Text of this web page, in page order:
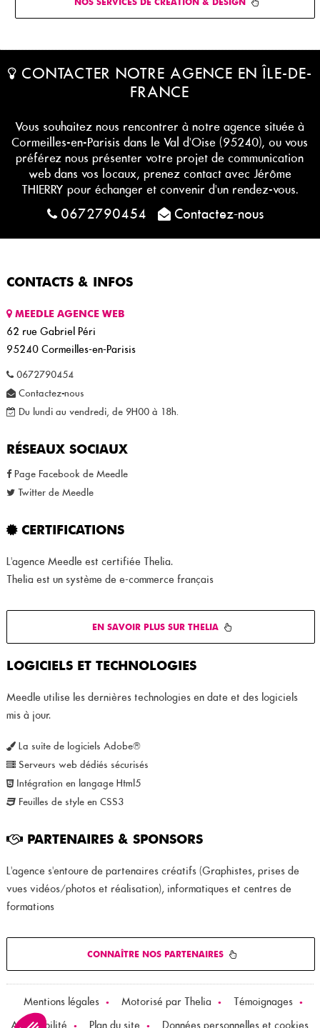
CONTACTER NOTRE AGENCE EN ÎLE-DE-
FRANCE
Vous souhaitez nous rencontrer à notre agence située à
Cormeilles-en-Parisis dans le Val d'Oise (95240), ou vous
préférez nous présenter votre projet de communication
web dans vos locaux, prenez contact avec Jérôme
THIERRY pour échanger et convenir d'un rendez-vous.
0672790454 Contactez-nous
CONTACTS & INFOS
MEEDLE AGENCE WEB
62 rue Gabriel Péri
95240 Cormeilles-en-Parisis
0672790454
Contactez-nous
Du lundi au vendredi, de 9H00 à 18h.
RÉSEAUX SOCIAUX
Page Facebook de Meedle
Twitter de Meedle
CERTIFICATIONS
L'agence Meedle est certifiée Thelia.
Thelia est un système de e-commerce français
EN SAVOIR PLUS SUR THELIA
LOGICIELS ET TECHNOLOGIES
Meedle utilise les dernières technologies en date et des logiciels
mis à jour.
La suite de logiciels Adobe®
Serveurs web dédiés sécurisés
Intégration en langage Html5
Feuilles de style en CSS3
PARTENAIRES & SPONSORS
L'agence s'entoure de partenaires créatifs (Graphistes, prises de
vues vidéos/photos et réalisation), informatiques et centres de
formations
CONNAÎTRE NOS PARTENAIRES
Mentions légales • Motorisé par Thelia • Témoignages •
Accessibilité • Plan du site • Données personnelles et cookies